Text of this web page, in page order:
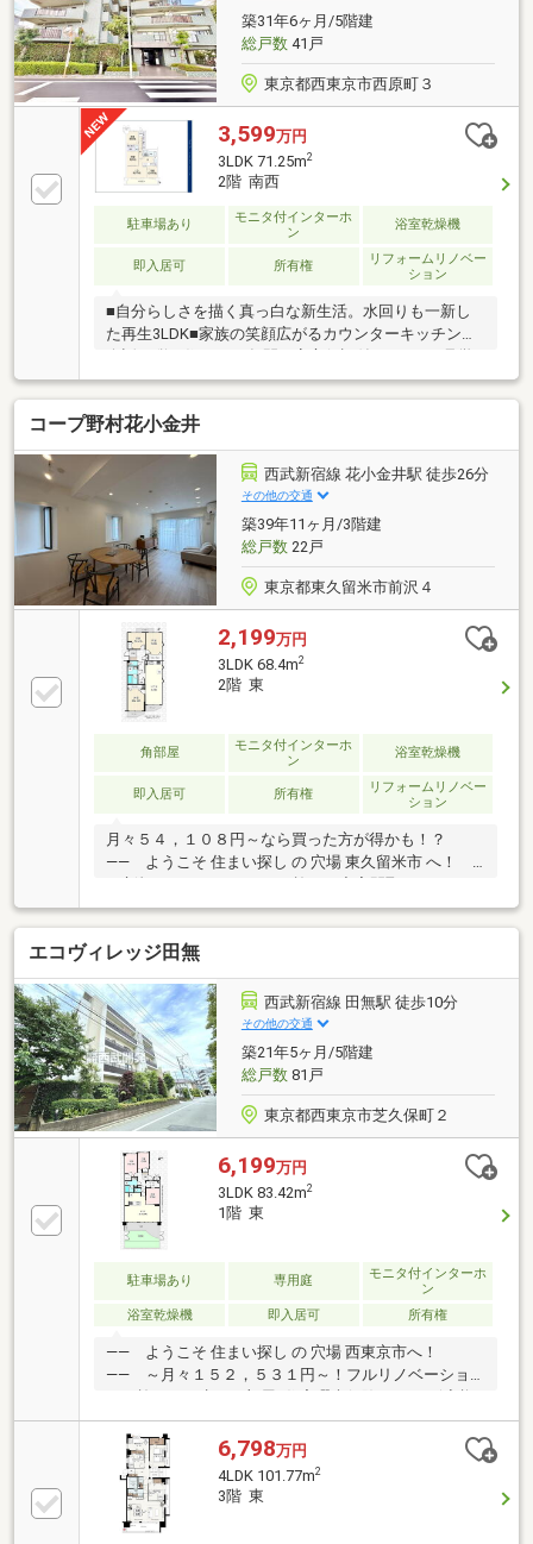
築31年6ヶ月/5階建
総戸数41戸
東京都西東京市西原町３
3,599万円
3LDK 71.25m2
2階 南西
駐車場あり
モニタ付インターホ
ン
浴室乾燥機
即入居可 所有権
リフォームリノベー
ション
■自分らしさを描く真っ白な新生活。水回りも一新し
た再生3LDK■家族の笑顔広がるカウンターキッチン。
会話が弾む住まい■2年間の安心保証付です！■ご見学
は随時受付中です！【東宝ハウス練馬にご相談くださ
い！】・生涯にわたるアフターサポート「東宝ハウス
NEXT」。購入後も、税務や法務・保険の最適化・借
換等のご提案が可能です。・数ある提携銀行から最適
な住宅ローンのご提案を。20以上の提携した金融機関
からお客様の要望に沿った住宅ローンをご紹介しま
す。物件の詳細について、ご見学希望のお客様は下記
番号までお気軽にご連絡下さい。お問い合わせ専用フ
リーダイヤル ：０１２０－０６３－００２
コープ野村花小金井
西武新宿線 花小金井駅 徒歩26分
その他の交通
築39年11ヶ月/3階建
総戸数22戸
東京都東久留米市前沢４
2,199万円
3LDK 68.4m2
2階 東
角部屋
モニタ付インターホ
ン
浴室乾燥機
即入居可 所有権
リフォームリノベー
ション
月々５４，１０８円～なら買った方が得かも！？
―― ようこそ 住まい探し の 穴場 東久留米市 へ！
―-新規にリノベーションを施した充実間取りの３
LDK。周辺には滝山公園やスーパー、コンビニ等買い
物施設も充実しておりとても住みやすい環境です。■
リフォーム内容■・全室クロス・フローリング張替
え・トイレ・洗面台・ユニットバス交換・キッチン新
規交換・建具・電気設備新規交換・エアコン、レース
カーテン新規設置写真等、多数掲載中♪詳細なご質問
やご見学予約のお客様はお気軽にご連絡ください。明
るい＆くわしいスタッフが対応いたします◆フリーダ
イヤル０１２０－９４８－２５７◆
エコヴィレッジ田無
西武新宿線 田無駅 徒歩10分
その他の交通
築21年5ヶ月/5階建
総戸数81戸
東京都西東京市芝久保町２
6,199万円
3LDK 83.42m2
1階 東
駐車場あり 専用庭
モニタ付インターホ
ン
浴室乾燥機
即入居可 所有権
―― ようこそ 住まい探し の 穴場 西東京市へ！
―― ～月々１５２，５３１円～！フルリノベーショ
適合、フラット35長期固定金利住宅ローン利用可能！
物件の近隣は徒歩で生活が完結するほど買い物・通学
便が良い一方、緑の自然も豊富で、まさに 住まい探し
の 穴場 となっております。是非一度内覧だけでもして
みてはいかがでしょうか？～リフォーム内容～■全室
クロス・フローリング張替■建具新規交換■システムキ
6,798万円
4LDK 101.77m2
3階 東